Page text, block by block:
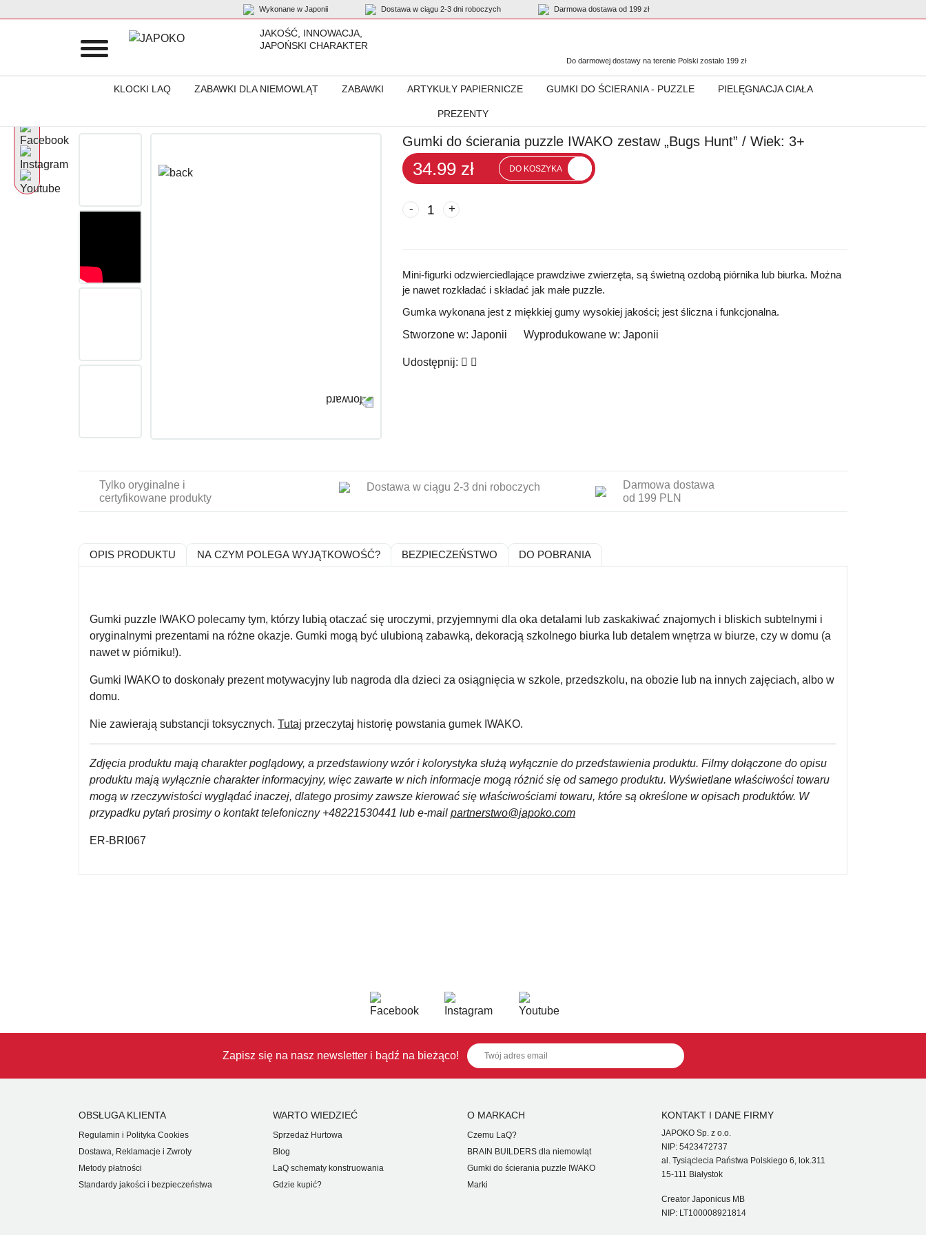
Wykonane w Japonii Dostawa w ciągu 2-3 dni roboczych Darmowa dostawa od 199 zł
JAKOŚĆ, INNOWACJA,
JAPOŃSKI CHARAKTER
Do darmowej dostawy na terenie Polski zostało 199 zł
KLOCKI LAQ ZABAWKI DLA NIEMOWLĄT ZABAWKI ARTYKUŁY PAPIERNICZE GUMKI DO ŚCIERANIA - PUZZLE PIELĘGNACJA CIAŁA
PREZENTY
Gumki do ścierania puzzle IWAKO zestaw „Bugs Hunt” / Wiek: 3+
34.99 zł DO KOSZYKA
- +
Mini-figurki odzwierciedlające prawdziwe zwierzęta, są świetną ozdobą piórnika lub biurka. Można
je nawet rozkładać i składać jak małe puzzle.
Gumka wykonana jest z miękkiej gumy wysokiej jakości; jest śliczna i funkcjonalna.
Stworzone w: Japonii Wyprodukowane w: Japonii
Udostępnij:
Tylko oryginalne i
certyfikowane produkty
Dostawa w ciągu 2-3 dni roboczych
Darmowa dostawa
od 199 PLN
OPIS PRODUKTU NA CZYM POLEGA WYJĄTKOWOŚĆ? BEZPIECZEŃSTWO DO POBRANIA
Gumki puzzle IWAKO polecamy tym, którzy lubią otaczać się uroczymi, przyjemnymi dla oka detalami lub zaskakiwać znajomych i bliskich subtelnymi i
oryginalnymi prezentami na różne okazje. Gumki mogą być ulubioną zabawką, dekoracją szkolnego biurka lub detalem wnętrza w biurze, czy w domu (a
nawet w piórniku!).
Gumki IWAKO to doskonały prezent motywacyjny lub nagroda dla dzieci za osiągnięcia w szkole, przedszkolu, na obozie lub na innych zajęciach, albo w
domu.
Nie zawierają substancji toksycznych. Tutaj przeczytaj historię powstania gumek IWAKO.
Zdjęcia produktu mają charakter poglądowy, a przedstawiony wzór i kolorystyka służą wyłącznie do przedstawienia produktu. Filmy dołączone do opisu
produktu mają wyłącznie charakter informacyjny, więc zawarte w nich informacje mogą różnić się od samego produktu. Wyświetlane właściwości towaru
mogą w rzeczywistości wyglądać inaczej, dlatego prosimy zawsze kierować się właściwościami towaru, które są określone w opisach produktów. W
przypadku pytań prosimy o kontakt telefoniczny +48221530441 lub e-mail partnerstwo@japoko.com
ER-BRI067
Zapisz się na nasz newsletter i bądź na bieżąco!
OBSŁUGA KLIENTA
Regulamin i Polityka Cookies
Dostawa, Reklamacje i Zwroty
Metody płatności
Standardy jakości i bezpieczeństwa
WARTO WIEDZIEĆ
Sprzedaż Hurtowa
Blog
LaQ schematy konstruowania
Gdzie kupić?
O MARKACH
Czemu LaQ?
BRAIN BUILDERS dla niemowląt
Gumki do ścierania puzzle IWAKO
Marki
KONTAKT I DANE FIRMY
JAPOKO Sp. z o.o.
NIP: 5423472737
al. Tysiąclecia Państwa Polskiego 6, lok.311
15-111 Białystok
Creator Japonicus MB
NIP: LT100008921814